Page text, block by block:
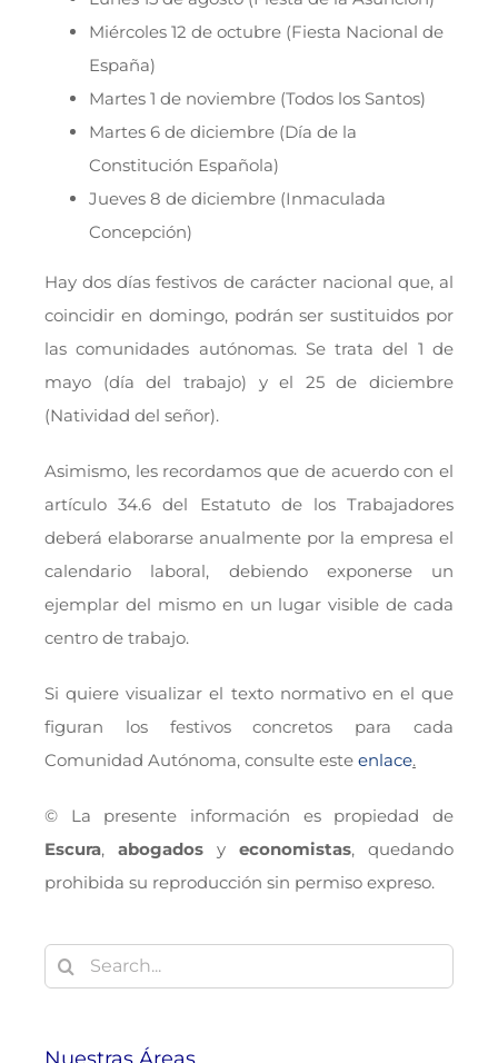
Miércoles 12 de octubre (Fiesta Nacional de
España)
Martes 1 de noviembre (Todos los Santos)
Martes 6 de diciembre (Día de la
Constitución Española)
Jueves 8 de diciembre (Inmaculada
Concepción)
Hay dos días festivos de carácter nacional que, al
coincidir en domingo, podrán ser sustituidos por
las comunidades autónomas. Se trata del 1 de
mayo (día del trabajo) y el 25 de diciembre
(Natividad del señor).
Asimismo, les recordamos que de acuerdo con el
artículo 34.6 del Estatuto de los Trabajadores
deberá elaborarse anualmente por la empresa el
calendario laboral, debiendo exponerse un
ejemplar del mismo en un lugar visible de cada
centro de trabajo.
Si quiere visualizar el texto normativo en el que
figuran los festivos concretos para cada
Comunidad Autónoma, consulte este enlace.
© La presente información es propiedad de
Escura, abogados yeconomistas, quedando
prohibida su reproducción sin permiso expreso.
Buscar: